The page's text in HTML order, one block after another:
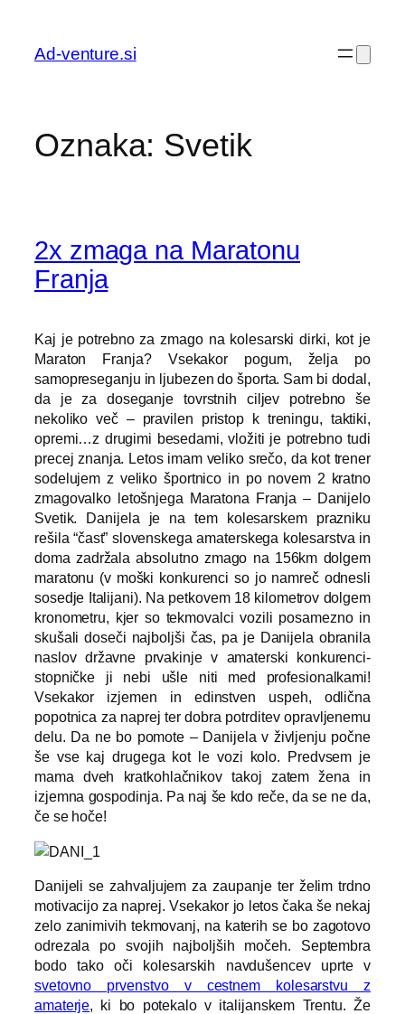
vsebino
Ad-venture.si
Oznaka: Svetik
2x zmaga na Maratonu
Franja
Kaj je potrebno za zmago na kolesarski dirki, kot je
Maraton Franja? Vsekakor pogum, želja po
samopreseganju in ljubezen do športa. Sam bi dodal,
da je za doseganje tovrstnih ciljev potrebno še
nekoliko več – pravilen pristop k treningu, taktiki,
opremi…z drugimi besedami, vložiti je potrebno tudi
precej znanja. Letos imam veliko srečo, da kot trener
sodelujem z veliko športnico in po novem 2 kratno
zmagovalko letošnjega Maratona Franja – Danijelo
Svetik. Danijela je na tem kolesarskem prazniku
rešila “čast” slovenskega amaterskega kolesarstva in
doma zadržala absolutno zmago na 156km dolgem
maratonu (v moški konkurenci so jo namreč odnesli
sosedje Italijani). Na petkovem 18 kilometrov dolgem
kronometru, kjer so tekmovalci vozili posamezno in
skušali doseči najboljši čas, pa je Danijela obranila
naslov državne prvakinje v amaterski konkurenci-
stopničke ji nebi ušle niti med profesionalkami!
Vsekakor izjemen in edinstven uspeh, odlična
popotnica za naprej ter dobra potrditev opravljenemu
delu. Da ne bo pomote – Danijela v življenju počne
še vse kaj drugega kot le vozi kolo. Predvsem je
mama dveh kratkohlačnikov takoj zatem žena in
izjemna gospodinja. Pa naj še kdo reče, da se ne da,
če se hoče!
Danijeli se zahvaljujem za zaupanje ter želim trdno
motivacijo za naprej. Vsekakor jo letos čaka še nekaj
zelo zanimivih tekmovanj, na katerih se bo zagotovo
odrezala po svojih najboljših močeh. Septembra
bodo tako oči kolesarskih navdušencev uprte v
svetovno prvenstvo v cestnem kolesarstvu z
amaterje, ki bo potekalo v italijanskem Trentu. Že